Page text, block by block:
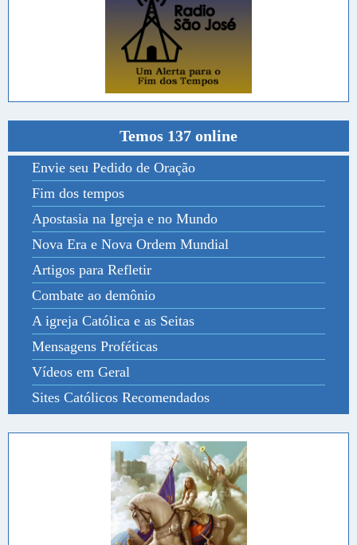
Temos 137 online
Envie seu Pedido de Oração
Fim dos tempos
Apostasia na Igreja e no Mundo
Nova Era e Nova Ordem Mundial
Artigos para Refletir
Combate ao demônio
A igreja Católica e as Seitas
Mensagens Proféticas
Vídeos em Geral
Sites Católicos Recomendados